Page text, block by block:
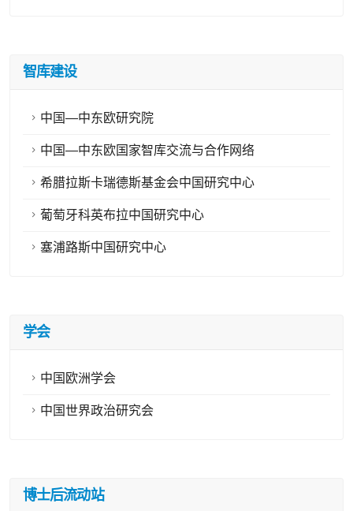
智库建设
中国—中东欧研究院
中国—中东欧国家智库交流与合作网络
希腊拉斯卡瑞德斯基金会中国研究中心
葡萄牙科英布拉中国研究中心
塞浦路斯中国研究中心
学会
中国欧洲学会
中国世界政治研究会
博士后流动站